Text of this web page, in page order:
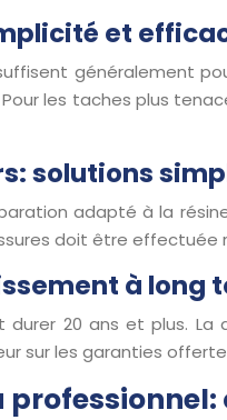
et
généralement
les taches plus
solutions
adapté à la
doit être
à long
20 ans et plus.
sur les garanties